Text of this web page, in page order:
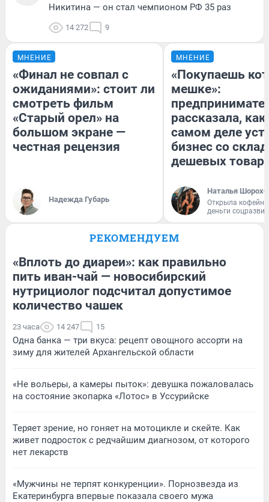
Никитина — он стал чемпионом РФ 35 раз
14 272 9
МНЕНИЕ
«Финал не совпал с
ожиданиями»: стоит ли
смотреть фильм
«Старый орел» на
большом экране —
честная рецензия
Надежда Губарь
МНЕНИЕ
«Покупаешь
мешке»:
рассказала, как
самом деле
бизнес со
дешевых
Наталья
Открыла
деньги
РЕКОМЕНДУЕМ
«Вплоть до диареи»: как правильно
пить иван-чай — новосибирский
нутрициолог подсчитал допустимое
количество чашек
23 часа 14 247 15
Одна банка — три вкуса: рецепт овощного ассорти на
зиму для жителей Архангельской области
«Не вольеры, а камеры пыток»: девушка пожаловалась
на состояние экопарка «Лотос» в Уссурийске
Теряет зрение, но гоняет на мотоцикле и скейте. Как
живет подросток с редчайшим диагнозом, от которого
нет лекарств
«Мужчины не терпят конкуренции». Порнозвезда из
Екатеринбурга впервые показала своего мужа